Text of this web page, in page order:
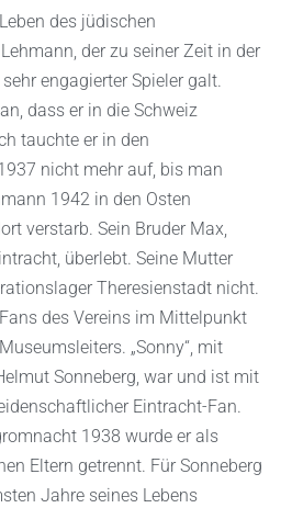
des jüdischen
der zu seiner Zeit in der
engagierter Spieler galt.
dass er in die Schweiz
tauchte er in den
nicht mehr auf, bis man
1942 in den Osten
verstarb. Sein Bruder Max,
überlebt. Seine Mutter
Theresienstadt nicht.
des Vereins im Mittelpunkt
„Sonny“, mit
Sonneberg, war und ist mit
Eintracht-Fan.
1938 wurde er als
Eltern getrennt. Für Sonneberg
Jahre seines Lebens